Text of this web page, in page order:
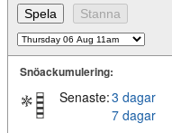
Snöackumulering:
Senaste:3 dagar
7 dagar